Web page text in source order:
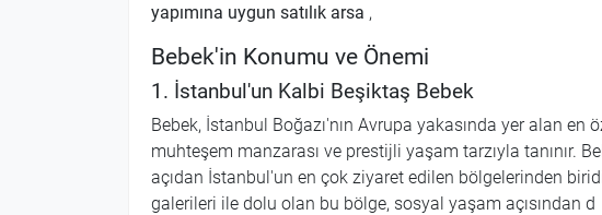
yapımına uygun satılık arsa ,
Bebek'in Konumu ve Önemi
1. İstanbul'un Kalbi Beşiktaş Bebek
Bebek, İstanbul Boğazı'nın Avrupa yakasında yer alan en
muhteşem manzarası ve prestijli yaşam tarzıyla tanınır.
açıdan İstanbul'un en çok ziyaret edilen bölgelerinden
galerileri ile dolu olan bu bölge, sosyal yaşam açısından d